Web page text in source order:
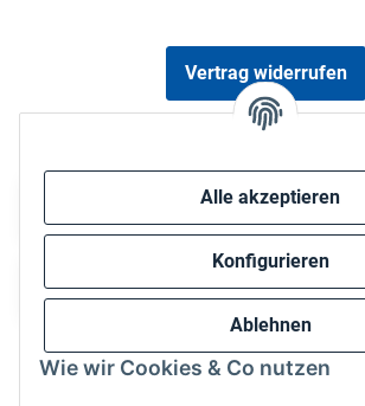
Alle akzeptieren
Konfigurieren
Ablehnen
Wie wir Cookies & Co nutzen
Vertrag widerrufen
Wir versenden via: